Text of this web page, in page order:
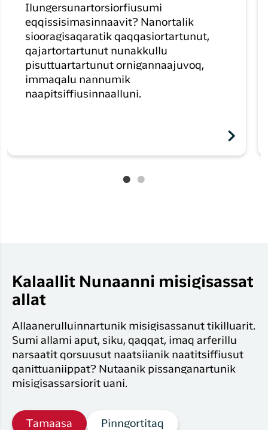
Ilungersunartorsiorfiusumi
eqqissisimasinnaavit? Nanortalik
siooragisaqaratik qaqqasiortartunut,
qajartortartunut nunakkullu
pisuttuartartunut ornigannaajuvoq,
immaqalu nannumik
naapitsiffiusinnaalluni.
Kalaallit Nunaanni misigisassat
allat
Allaanerulluinnartunik misigisassanut tikilluarit.
Sumi allami aput, siku, qaqqat, imaq arferillu
narsaatit qorsuusut naatsiianik naatitsiffiusut
qanittuaniippat? Nutaanik pissanganartunik
misigisassarsiorit uani.
Tamaasa Pinngortitaq